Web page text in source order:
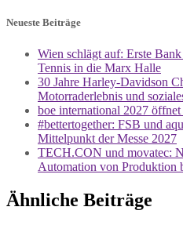
Neueste Beiträge
Wien schlägt auf: Erste
Tennis in die Marx Halle
30 Jahre Harley-Davidson
Motorraderlebnis und
boe international 2027
#bettertogether: FSB und
Mittelpunkt der Messe 2027
TECH.CON und movatec:
Automation von Produktion
Ähnliche Beiträge